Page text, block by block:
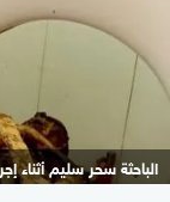
الباحثة سحر سليم أثناء